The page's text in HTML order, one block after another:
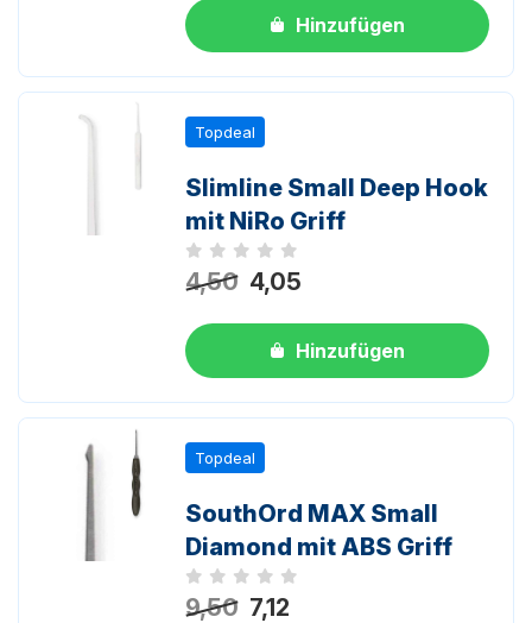
Hinzufügen
Topdeal
Slimline Small Deep Hook
mit NiRo Griff
Noch keine Bewertungen
4,50 4,05
Hinzufügen
Topdeal
SouthOrd MAX Small
Diamond mit ABS Griff
Noch keine Bewertungen
9,50 7,12